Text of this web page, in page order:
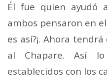
Él fue quien ayudó
ambos pensaron en
es así?¡. Ahora
al Chapare. Así
establecidos con los